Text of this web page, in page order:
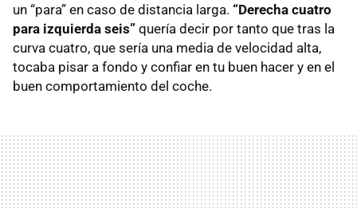
un “para” en caso de distancia larga. “Derecha cuatro
para izquierda seis” quería decir por tanto que tras la
curva cuatro, que sería una media de velocidad alta,
tocaba pisar a fondo y confiar en tu buen hacer y en el
buen comportamiento del coche.